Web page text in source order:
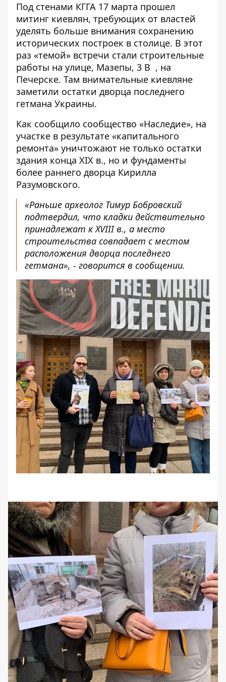
Под стенами КГГА 17 марта прошел
митинг киевлян, требующих от властей
уделять больше внимания сохранению
исторических построек в столице. В этот
раз «темой» встречи стали строительные
работы на улице, Мазепы, 3 В , на
Печерске. Там внимательные киевляне
заметили остатки дворца последнего
гетмана Украины.
Как сообщило сообщество «Наследие», на
участке в результате «капитального
ремонта» уничтожают не только остатки
здания конца XIX в., но и фундаменты
более раннего дворца Кирилла
Разумовского.
«Раньше археолог Тимур Бобровский
подтвердил, что кладки действительно
принадлежат к XVIII в., а место
строительства совпадает с местом
расположения дворца последнего
гетмана», - говорится в сообщении.